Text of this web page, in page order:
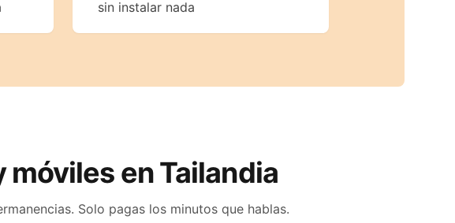
sin instalar nada
móviles enTailandia
Solo pagas los minutos que hablas.